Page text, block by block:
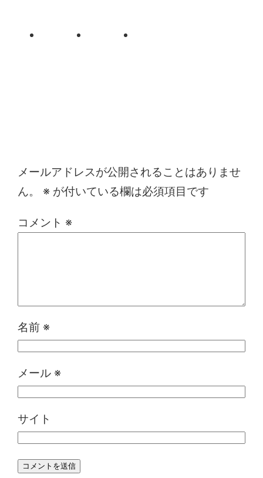
メールアドレスが公開されることはありませ
ん。
※ が付いている欄は必須項目です
コメント ※
名前 ※
メール ※
サイト